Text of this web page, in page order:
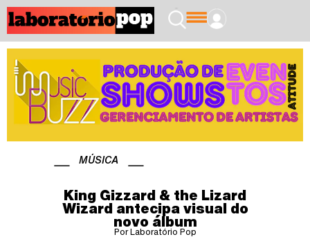
MÚSICA
King Gizzard & the Lizard
Wizard antecipa visual do
novo álbum
Por Laboratório Pop